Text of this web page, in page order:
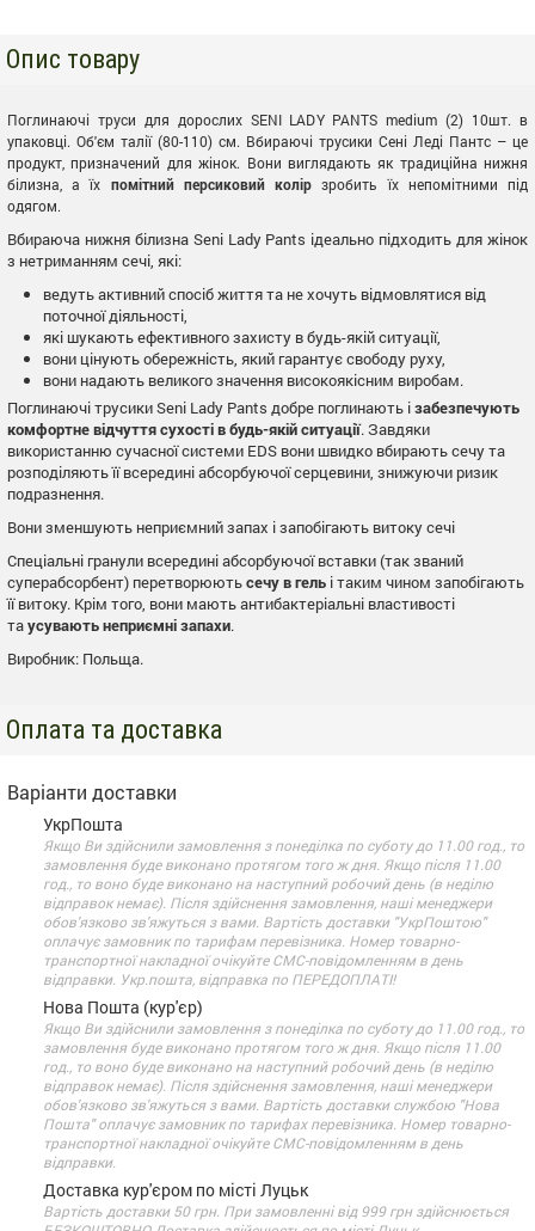
Опис товару
Поглинаючі труси для дорослих SENI LADY PANTS medium (2) 10шт. в
упаковці. Об'єм талії (80-110) см. Вбираючі трусики Сені Леді Пантс – це
продукт, призначений для жінок. Вони виглядають як традиційна нижня
білизна, а їх помітний персиковий колір зробить їх непомітними під
одягом.
Вбираюча нижня білизна Seni Lady Pants ідеально підходить для жінок
з нетриманням сечі, які:
ведуть активний спосіб життя та не хочуть відмовлятися від
поточної діяльності,
які шукають ефективного захисту в будь-якій ситуації,
вони цінують обережність, який гарантує свободу руху,
вони надають великого значення високоякісним виробам.
Поглинаючі трусики Seni Lady Pants добре поглинають ізабезпечують
комфортне відчуття сухості в будь-якій ситуації. Завдяки
використанню сучасної системи EDS вони швидко вбирають сечу та
розподіляють її всередині абсорбуючої серцевини, знижуючи ризик
подразнення.
Вони зменшують неприємний запах і запобігають витоку сечі
Спеціальні гранули всередині абсорбуючої вставки (так званий
суперабсорбент) перетворюютьсечу в гель і таким чином запобігають
її витоку. Крім того, вони мають антибактеріальні властивості
таусувають неприємні запахи.
Виробник: Польща.
Оплата та доставка
Варіанти доставки
УкрПошта
Якщо Ви здійснили замовлення з понеділка по суботу до 11.00 год., то
замовлення буде виконано протягом того ж дня. Якщо після 11.00
год., то воно буде виконано на наступний робочий день (в неділю
відправок немає). Після здійснення замовлення, наші менеджери
обов'язково зв'яжуться з вами. Вартість доставки "УкрПоштою"
оплачує замовник по тарифам перевізника. Номер товарно-
транспортної накладної очікуйте СМС-повідомленням в день
відправки. Укр.пошта, відправка по ПЕРЕДОПЛАТІ!
Нова Пошта (кур'єр)
Якщо Ви здійснили замовлення з понеділка по суботу до 11.00 год., то
замовлення буде виконано протягом того ж дня. Якщо після 11.00
год., то воно буде виконано на наступний робочий день (в неділю
відправок немає). Після здійснення замовлення, наші менеджери
обов'язково зв'яжуться з вами. Вартість доставки службою "Нова
Пошта" оплачує замовник по тарифах перевізника. Номер товарно-
транспортної накладної очікуйте СМС-повідомленням в день
відправки.
Доставка кур'єром по місті Луцьк
Вартість доставки 50 грн. При замовленні від 999 грн здійснюється